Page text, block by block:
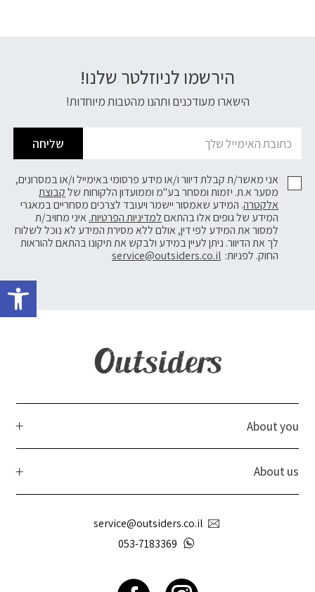
הירשמו לניוזלטר שלנו!
הישארו מעודכנים ותהנו מהטבות מיוחדות!
שליחה
אני מאשר/ת קבלת דיוור ו/או מידע פרסומי באימייל ו/או במסרונים,
מסער א.ת. יזמות ומסחר בע"מ וממועדון הלקוחות שלקבוצת
אלקטרה. המידע שאמסור יישמר ויעובד לצרכים מסחריים במאגרי
המידע של גופים אלו בהתאםלמדיניות הפרטיות. איני מחויב/ת
למסור את המידע לפי דין, אולם ללא מסירת המידע לא נוכל לשלוח
לך את הדיוור. ניתן לעיין במידע ולבקש את תיקונו בהתאם להוראות
החוק. לפניות: service@outsiders.co.il
About you
About us
service@outsiders.co.il
053-7183369